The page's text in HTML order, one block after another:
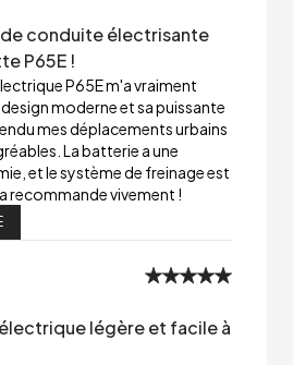
conduite électrisante
P65E !
P65E m'a vraiment
moderne et sa puissante
mes déplacements urbains
La batterie a une
et le système de freinage est
recommande vivement !
légère et facile à